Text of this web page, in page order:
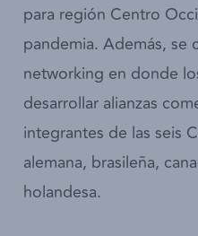
para región Centro
pandemia. Además,
networking en donde
desarrollar alianzas
integrantes de las seis
alemana, brasileña,
holandesa.